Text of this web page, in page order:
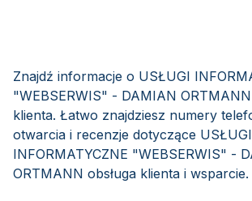
Znajdź informacje o USŁUGI
"WEBSERWIS" - DAMIAN ORTMANN
klienta. Łatwo znajdziesz numery
otwarcia i recenzje dotyczące USŁUGI
INFORMATYCZNE "WEBSERWIS" -
ORTMANN obsługa klienta i wsparcie.